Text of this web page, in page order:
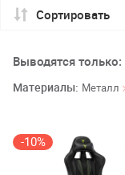
Сортировать
Выводятся только:
Материалы: Металл
-10%